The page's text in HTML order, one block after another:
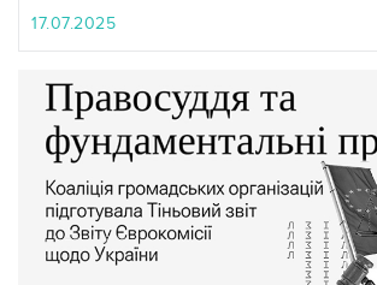
17.07.2025